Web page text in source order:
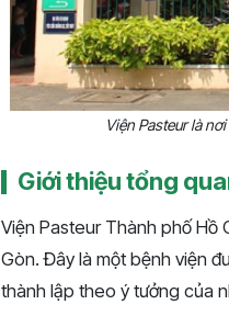
Viện Pasteur là
Giới thiệu tổng
Viện Pasteur Thành phố Hồ
Gòn. Đây là một bệnh viện
thành lập theo ý tưởng của